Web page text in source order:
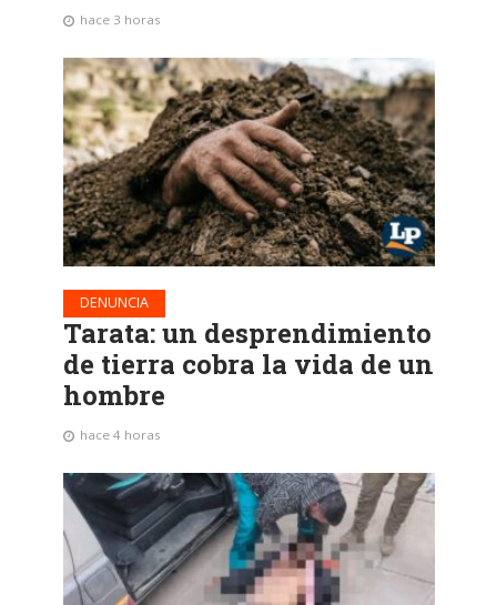
hace 3 horas
DENUNCIA
Tarata: un desprendimiento
de tierra cobra la vida de un
hombre
hace 4 horas